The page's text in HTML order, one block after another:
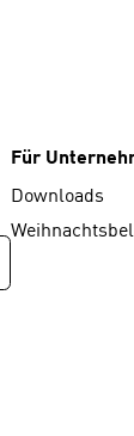
Für
Downloads